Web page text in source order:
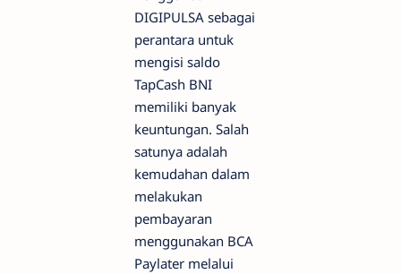
DIGIPULSA sebagai
perantara untuk
mengisi saldo
TapCash BNI
memiliki banyak
keuntungan. Salah
satunya adalah
kemudahan dalam
melakukan
pembayaran
menggunakan BCA
Paylater melalui